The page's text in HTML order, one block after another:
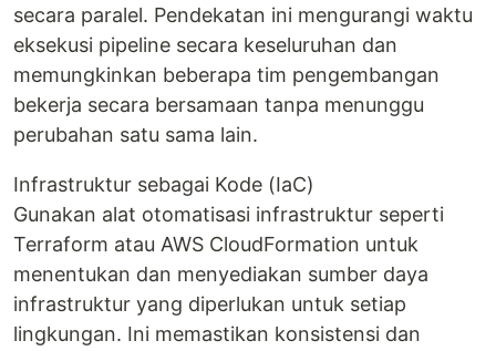
secara paralel. Pendekatan ini mengurangi waktu
eksekusi pipeline secara keseluruhan dan
memungkinkan beberapa tim pengembangan
bekerja secara bersamaan tanpa menunggu
perubahan satu sama lain.
Infrastruktur sebagai Kode (IaC)
Gunakan alat otomatisasi infrastruktur seperti
Terraform atau AWS CloudFormation untuk
menentukan dan menyediakan sumber daya
infrastruktur yang diperlukan untuk setiap
lingkungan. Ini memastikan konsistensi dan